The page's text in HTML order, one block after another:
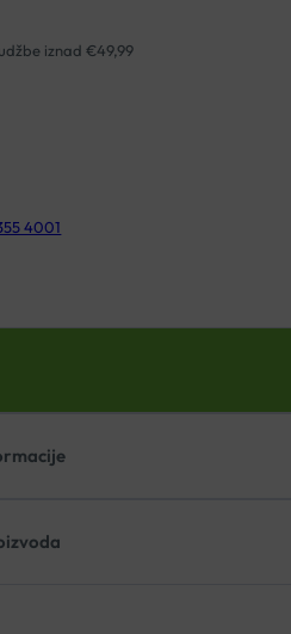
iznad €49,99
4001